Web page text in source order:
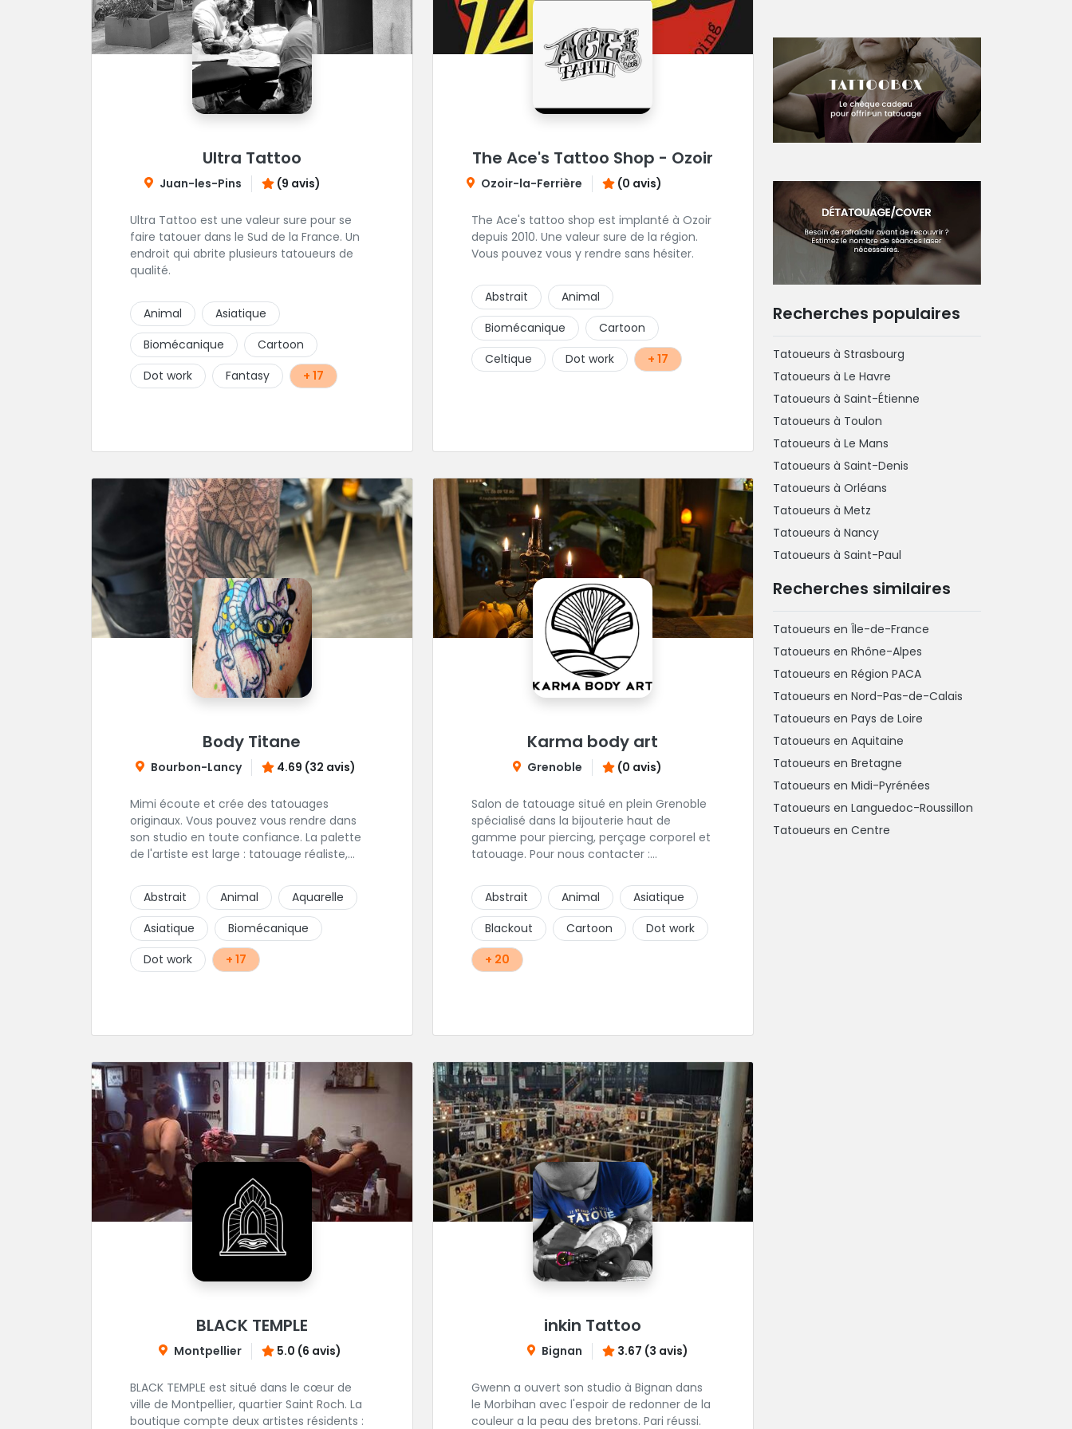
Ultra Tattoo
Juan-les-Pins (9 avis)
Ultra Tattoo est une valeur sure pour se
faire tatouer dans le Sud de la France. Un
endroit qui abrite plusieurs tatoueurs de
qualité.
Animal
Asiatique
Biomécanique
Cartoon
Dot work
Fantasy + 17
The Ace's Tattoo Shop - Ozoir
Ozoir-la-Ferrière (0 avis)
The Ace's tattoo shop est implanté à Ozoir
depuis 2010. Une valeur sure de la région.
Vous pouvez vous y rendre sans hésiter.
Abstrait
Animal
Biomécanique
Cartoon
Celtique
Dot work + 17
Body Titane
Bourbon-Lancy 4.69 (32 avis)
Mimi écoute et crée des tatouages
originaux. Vous pouvez vous rendre dans
son studio en toute confiance. La palette
de l'artiste est large : tatouage réaliste,
figuratif. Tout est question d'échange pour
construire un projet qui vous ressemble.
Abstrait Animal
Aquarelle
Asiatique
Biomécanique
Dot work
+ 17
Karma body art
Grenoble (0 avis)
Salon de tatouage situé en plein Grenoble
spécialisé dans la bijouterie haut de
gamme pour piercing, perçage corporel et
tatouage. Pour nous contacter :
Abstrait
Animal
Asiatique
Blackout
Cartoon
Dot work
+ 20
BLACK TEMPLE
Montpellier 5.0 (6 avis)
BLACK TEMPLE est situé dans le cœur de
ville de Montpellier, quartier Saint Roch. La
boutique compte deux artistes résidents :
inkin Tattoo
Bignan 3.67 (3 avis)
Gwenn a ouvert son studio à Bignan dans
le Morbihan avec l'espoir de redonner de la
couleur a la peau des bretons. Pari réussi.
Recherches populaires
Tatoueurs à Strasbourg
Tatoueurs à Le Havre
Tatoueurs à Saint-Étienne
Tatoueurs à Toulon
Tatoueurs à Le Mans
Tatoueurs à Saint-Denis
Tatoueurs à Orléans
Tatoueurs à Metz
Tatoueurs à Nancy
Tatoueurs à Saint-Paul
Recherches similaires
Tatoueurs en Île-de-France
Tatoueurs en Rhône-Alpes
Tatoueurs en Région PACA
Tatoueurs en Nord-Pas-de-Calais
Tatoueurs en Pays de Loire
Tatoueurs en Aquitaine
Tatoueurs en Bretagne
Tatoueurs en Midi-Pyrénées
Tatoueurs en Languedoc-Roussillon
Tatoueurs en Centre